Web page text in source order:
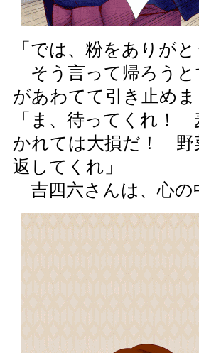
「では、粉をありが
そう言って帰ろうと
があわてて引き止め
「ま、待ってくれ！
かれては大損だ！ 野
返してくれ」
吉四六さんは、心の